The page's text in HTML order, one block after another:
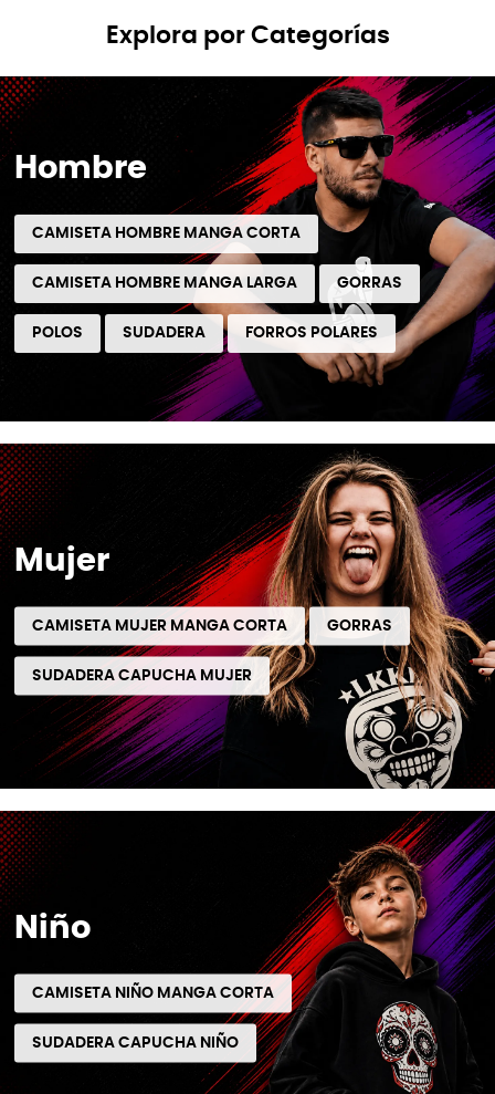
Explora por Categorías
Hombre
CAMISETA HOMBRE MANGA CORTA
CAMISETA HOMBRE MANGA LARGA GORRAS
POLOS SUDADERA FORROS POLARES
Mujer
CAMISETA MUJER MANGA CORTA GORRAS
SUDADERA CAPUCHA MUJER
Niño
CAMISETA NIÑO MANGA CORTA
SUDADERA CAPUCHA NIÑO